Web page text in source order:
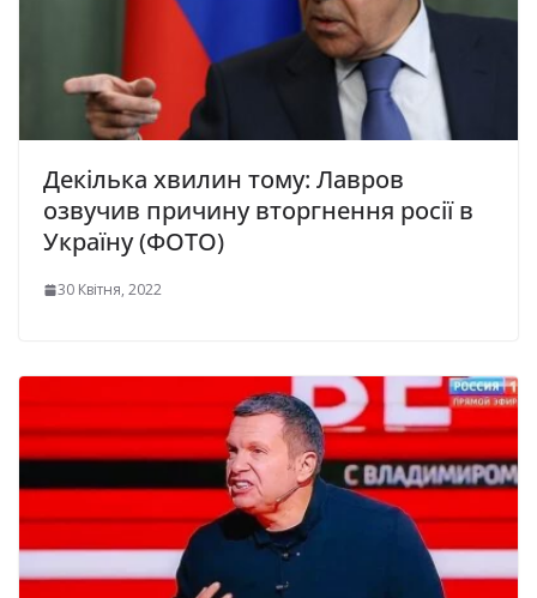
Декілька хвилин тому: Лавров
озвучив причину вторгнення росії в
Україну (ФОТО)
30 Квітня, 2022